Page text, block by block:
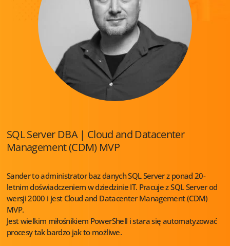
SQL Server DBA | Cloud and Datacenter
Management (CDM) MVP
Sander to administrator baz danych SQL Server z ponad 20-
letnim doświadczeniem w dziedzinie IT. Pracuje z SQL Server od
wersji 2000 i jest Cloud and Datacenter Management (CDM)
MVP.
Jest wielkim miłośnikiem PowerShell i stara się automatyzować
procesy tak bardzo jak to możliwe.